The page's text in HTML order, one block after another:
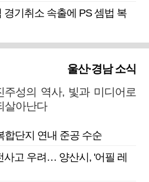
기취소 속출에 PS 셈법 복
울산·경남 소식
주성의 역사, 빛과 미디어로
살아난다
합단지 연내 준공 수순
고 우려… 양산시, '어필 레